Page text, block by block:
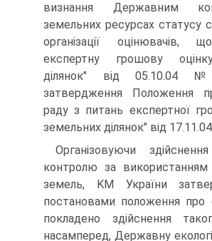
виз­нання Державним
земельних ресурсах статусу
організації оцінювачів,
експертну грошову
ділянок" від 05.10.04
затвердження Положення
раду з питань експертної
земельних ділянок" від
Організовуючи
контролю за
земель, KM України
постановами положення про
покладено здійснення
насамперед, Державну